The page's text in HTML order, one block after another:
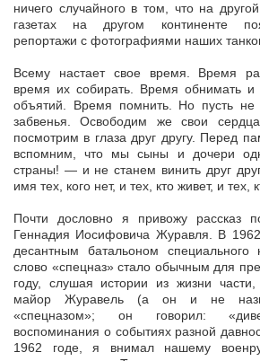
ничего случайного в том, что на
газетах на другом континенте
репортажи с фотографиями наших
Всему настает свое время. Время
время их собирать. Время обнимать и
объятий. Время помнить. Но пусть не
забвенья. Освободим же свои
посмотрим в глаза друг другу. Перед
вспомним, что мы сыны и дочери
страны! — и не станем винить друг
имя тех, кого нет, и тех, кто живет, и тех,
Почти дословно я привожу рассказ
Геннадия Иосифовича Журавля. В
десантным батальоном специального
слово «спецназ» стало обычным для
году, слушая истории из жизни
майор Журавель (а он и не
«спецназом»; он говорил:
воспоминания о событиях разной
1962 годе, я внимал нашему